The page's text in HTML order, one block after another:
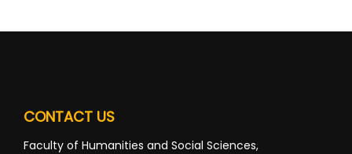
CONTACT US
Faculty of Humanities and Social Sciences,